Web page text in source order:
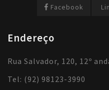
Facebook
Endereço
Rua Salvador, 120, 12º
Tel: (92) 98123-3990